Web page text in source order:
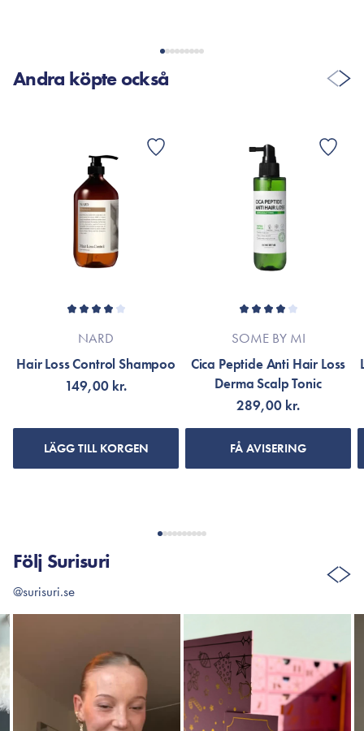
Andra köpte också
NARD
Hair Loss Control Shampoo
149,00 kr.
LÄGG TILL KORGEN
SOME BY MI
Cica Peptide Anti Hair Loss
Derma Scalp Tonic
289,00 kr.
FÅ AVISERING
Följ Surisuri
@surisuri.se